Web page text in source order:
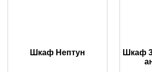
Шкаф Нептун
Шкаф